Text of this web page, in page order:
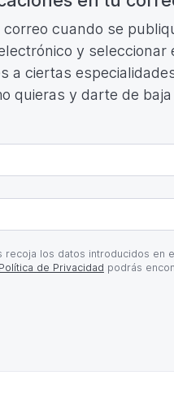
cuando se
y
a ciertas
quieras y darte de
recoja los datos introducidos
Política de Privacidad podrás